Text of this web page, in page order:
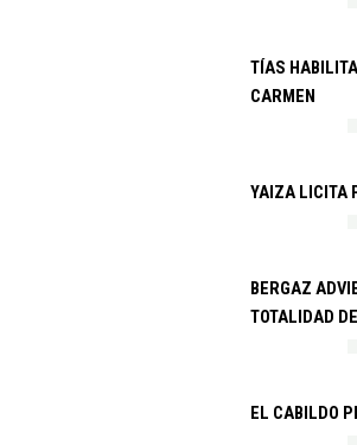
TÍAS
CARMEN
YAIZA LICITA
BERGAZ
TOTALIDAD
EL CABILDO